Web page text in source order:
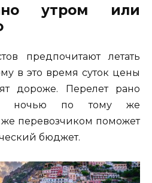
утром или
предпочитают летать
в это время суток цены
дороже. Перелет рано
ночью по тому же
перевозчиком поможет
бюджет.